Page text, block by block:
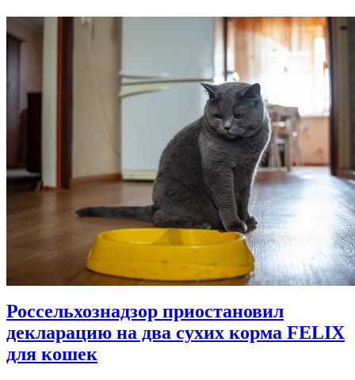
Россельхознадзор приостановил
декларацию на два сухих корма FELIX
для кошек